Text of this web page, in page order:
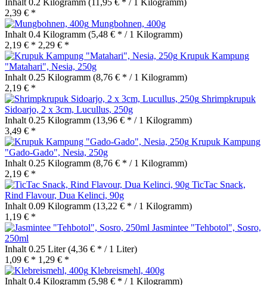
2,39 € *
Mungbohnen, 400g
Inhalt 0.4 Kilogramm (5,48 € * / 1 Kilogramm)
2,19 € * 2,29 € *
Krupuk Kampung
"Matahari", Nesia, 250g
Inhalt 0.25 Kilogramm (8,76 € * / 1 Kilogramm)
2,19 € *
Shrimpkrupuk
Sidoarjo, 2 x 3cm, Lucullus, 250g
Inhalt 0.25 Kilogramm (13,96 € * / 1 Kilogramm)
3,49 € *
Krupuk Kampung
"Gado-Gado", Nesia, 250g
Inhalt 0.25 Kilogramm (8,76 € * / 1 Kilogramm)
2,19 € *
TicTac Snack,
Rind Flavour, Dua Kelinci, 90g
Inhalt 0.09 Kilogramm (13,22 € * / 1 Kilogramm)
1,19 € *
Jasmintee "Tehbotol", Sosro,
250ml
Inhalt 0.25 Liter(4,36 € * / 1 Liter)
1,09 € * 1,29 € *
Klebreismehl, 400g
Inhalt 0.4 Kilogramm (5,98 € * / 1 Kilogramm)